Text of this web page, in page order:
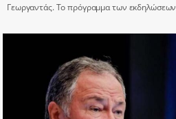
Γεωργαντάς. Το πρόγραμμα των εκδηλώσεων